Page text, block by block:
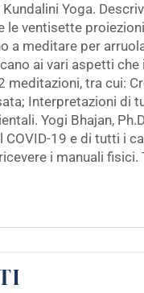
Yoga.
le ventisette
a meditare per
ai vari aspetti
meditazioni, tra cui:
Interpretazioni di
Yogi Bhajan,
COVID-19 e di tutti i
i manuali